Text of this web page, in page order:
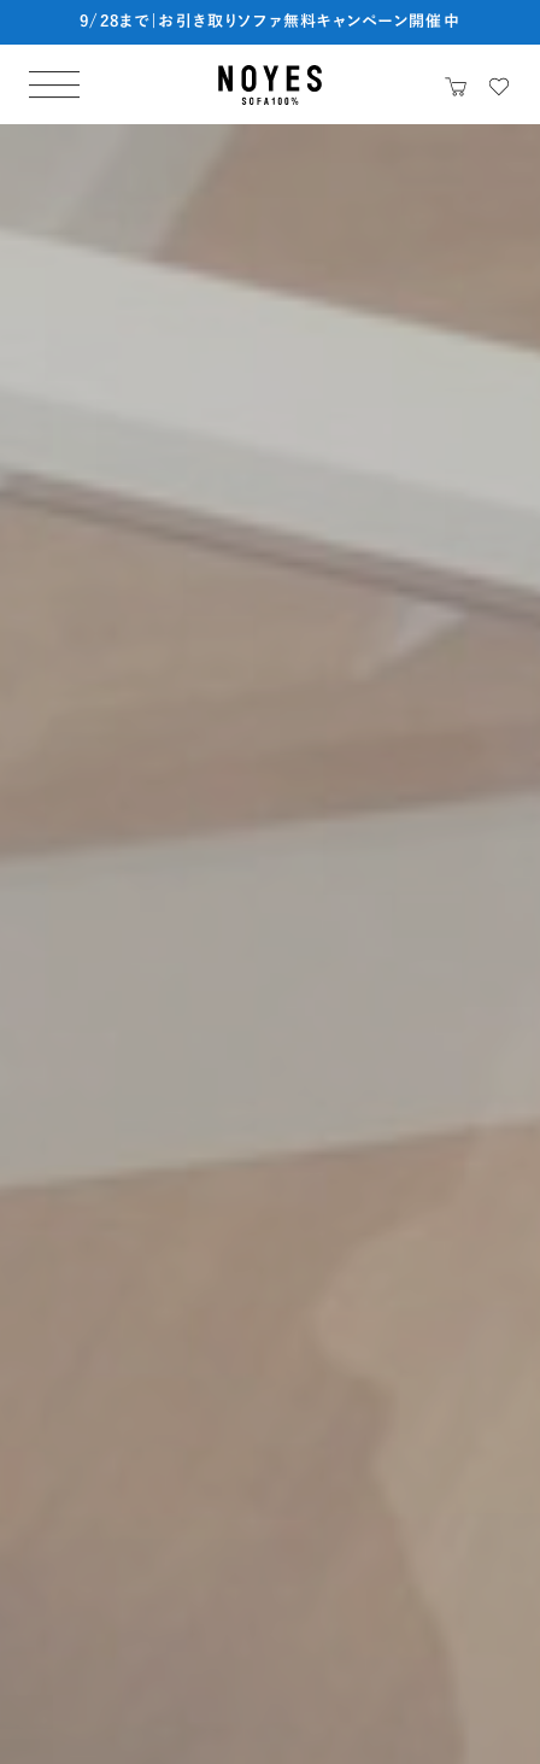
9/28まで|お引き取りソファ無料キャンペーン開催中